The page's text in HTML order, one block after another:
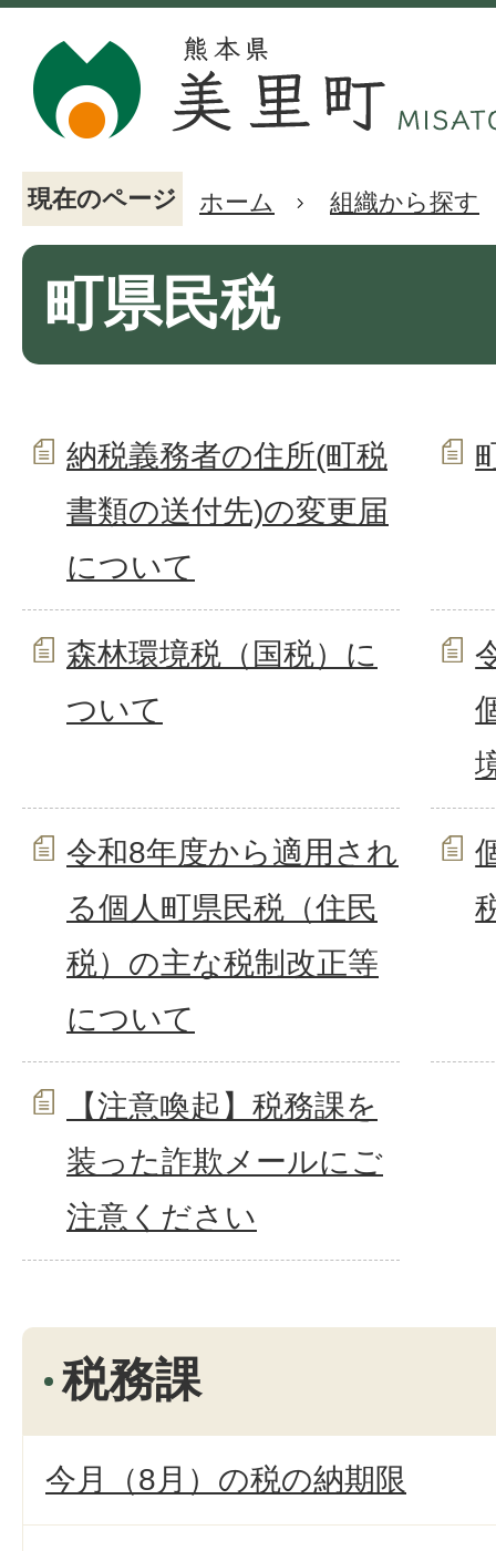
現在のページ ホーム 組織から探す
町県民税
納税義務者の住所(町税
書類の送付先)の変更届
について
森林環境税（国税）に
ついて
令和8年度から適用され
る個人町県民税（住民
税）の主な税制改正等
について
【注意喚起】税務課を
装った詐欺メールにご
注意ください
税務課
今月（8月）の税の納期限